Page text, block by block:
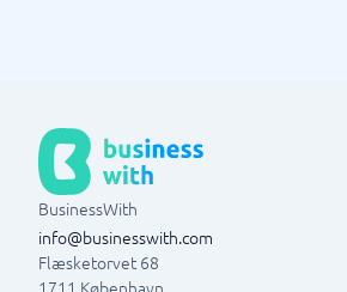
BusinessWith
info@businesswith.com
Flæsketorvet 68
1711 København